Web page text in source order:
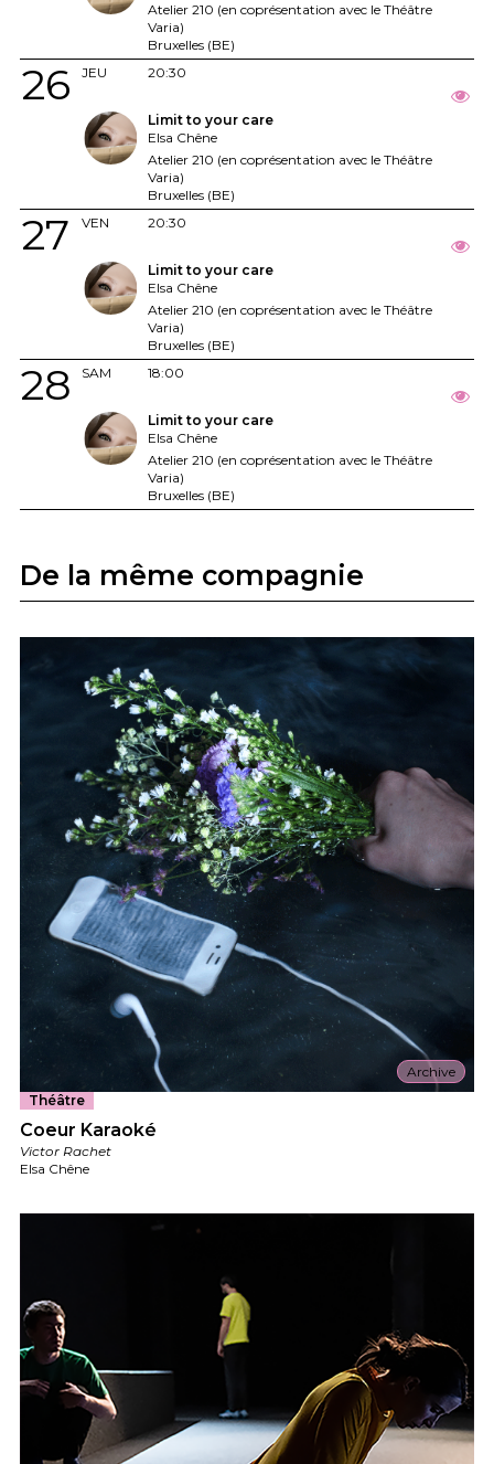
Atelier 210 (en coprésentation avec le Théâtre
Varia)
Bruxelles (BE)
JEU
26 20:30
Limit to your care
Elsa Chêne
Atelier 210 (en coprésentation avec le Théâtre
Varia)
Bruxelles (BE)
VEN
27 20:30
Limit to your care
Elsa Chêne
Atelier 210 (en coprésentation avec le Théâtre
Varia)
Bruxelles (BE)
SAM
28 18:00
Limit to your care
Elsa Chêne
Atelier 210 (en coprésentation avec le Théâtre
Varia)
Bruxelles (BE)
De la même compagnie
Archive
Théâtre
Coeur Karaoké
Victor Rachet
Elsa Chêne